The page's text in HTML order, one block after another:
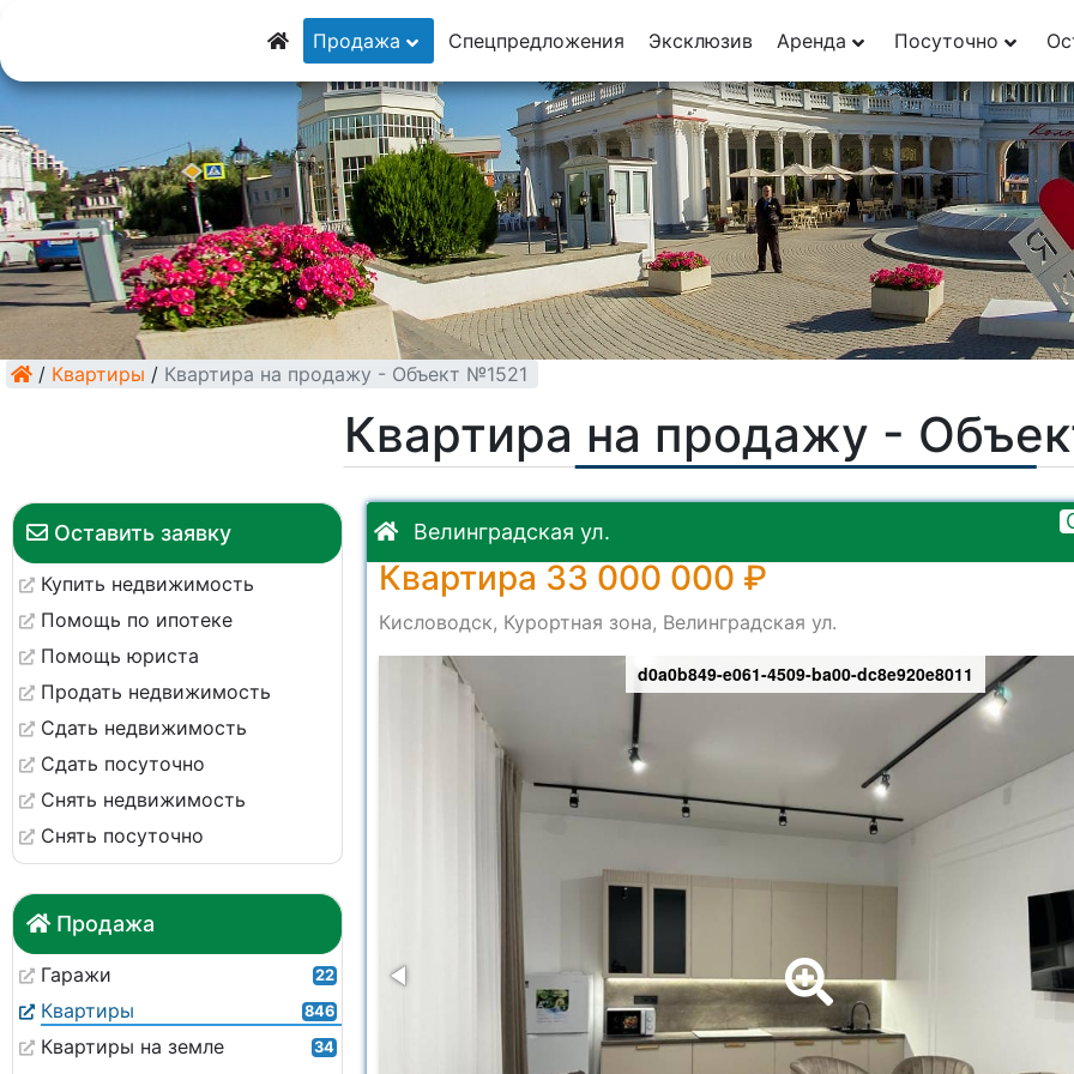
8 (928) 5555-929
8 (928) 3054-111
Продажа Спецпредложения Эксклюзив Аренда Посуточно
/ Квартиры / Квартира на продажу - Объект №1521
Квартира на продажу -
Оставить заявку
Купить недвижимость
Помощь по ипотеке
Помощь юриста
Продать недвижимость
Сдать недвижимость
Сдать посуточно
Снять недвижимость
Снять посуточно
Продажа
Гаражи 22
Квартиры 846
Квартиры на земле 34
Велинградская ул.
Квартира 33 000 000 ₽
Кисловодск, Курортная зона, Велинградская ул.
d0a0b849-e061-4509-ba00-dc8e920e8011